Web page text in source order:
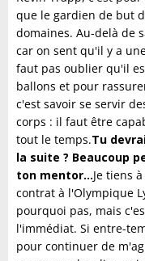
que le gardien de but
domaines. Au-delà de
car on sent qu'il y a
faut pas oublier qu'il
ballons et pour
c'est savoir se servir
corps : il faut être
tout le temps.Tu
la suite ? Beaucoup
ton mentor...Je tiens
contrat à l'Olympique
pourquoi pas, mais
l'immédiat. Si entre-
pour continuer de